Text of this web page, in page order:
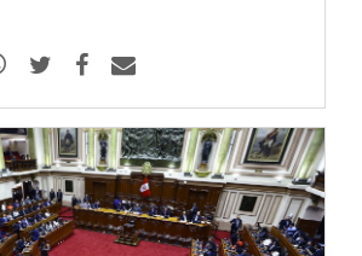
Sistema Bicameral, que reemplazaría
de 25 años de vigencia. (JON)
información en nuestra página web